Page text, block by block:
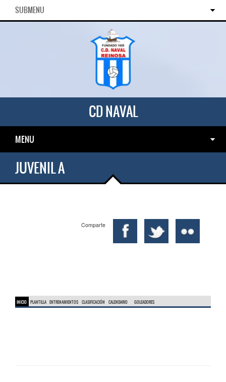
SUBMENU
CD NAVAL
MENU
JUVENIL A
Comparte
INICIO PLANTILLA ENTRENAMIENTOS CLASIFICACIÓN CALENDARIO GOLEADORES